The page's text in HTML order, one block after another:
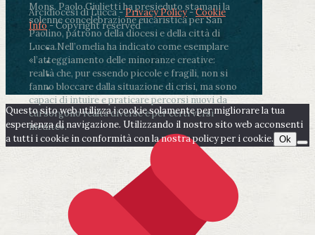
Mons. Paolo Giulietti ha presieduto stamani la
solenne concelebrazione eucaristica per San
Paolino, patrono della diocesi e della città di
Lucca.Nell’omelia ha indicato come esemplare
«l’atteggiamento delle minoranze creative:
realtà che, pur essendo piccole e fragili, non si
fanno bloccare dalla situazione di crisi, ma sono
capaci di intuire e praticare percorsi nuovi da
cui sorgono realtà diverse e per certi versi
inedite».
Arcidiocesi di Lucca -Privacy Policy-Cookie
Info- Copyright reserved
Questo sito web utilizza i cookie solamente per migliorare la tua
esperienza di navigazione. Utilizzando il nostro sito web acconsenti
a tutti i cookie in conformità con la nostra policy per i cookie. Ok